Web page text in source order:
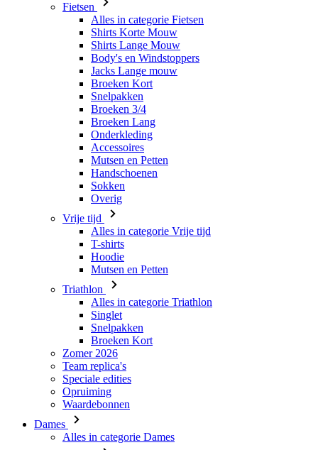
Fietsen
Alles in categorie Fietsen
Shirts Korte Mouw
Shirts Lange Mouw
Body's en Windstoppers
Jacks Lange mouw
Broeken Kort
Snelpakken
Broeken 3/4
Broeken Lang
Onderkleding
Accessoires
Mutsen en Petten
Handschoenen
Sokken
Overig
Vrije tijd
Alles in categorie Vrije tijd
T-shirts
Hoodie
Mutsen en Petten
Triathlon
Alles in categorie Triathlon
Singlet
Snelpakken
Broeken Kort
Zomer 2026
Team replica's
Speciale edities
Opruiming
Waardebonnen
Dames
Alles in categorie Dames